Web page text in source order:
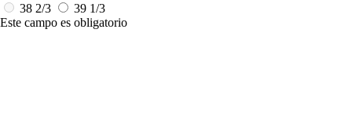
38 2/3
39 1/3
Este campo es obligatorio